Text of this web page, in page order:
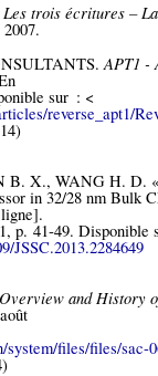
Les trois écritures –
APT1 -
sur : <
reverse_apt1/
B. X., WANG H. D.
in 32/28 nm Bulk
p. 41‑49. Disponible
JSSC.2013.2284649
Overview and History
files/files/sac-